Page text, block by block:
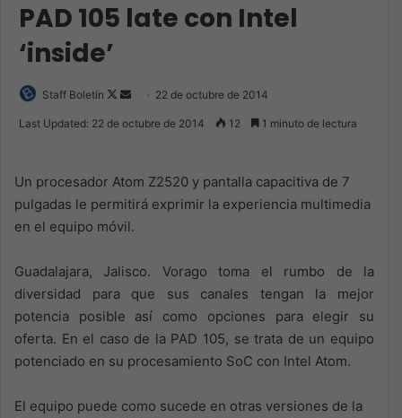
PAD 105 late con Intel
‘inside’
Staff Boletín
Follow
Send 22 de octubre de 2014
Last Updated: 22 de octubre de 2014 12 1 minuto de lectura
Un procesador Atom Z2520 y pantalla capacitiva de 7
pulgadas le permitirá exprimir la experiencia multimedia
en el equipo móvil.
Guadalajara, Jalisco. Vorago toma el rumbo de la
diversidad para que sus canales tengan la mejor
potencia posible así como opciones para elegir su
oferta. En el caso de la PAD 105, se trata de un equipo
potenciado en su procesamiento SoC con Intel Atom.
El equipo puede como sucede en otras versiones de la